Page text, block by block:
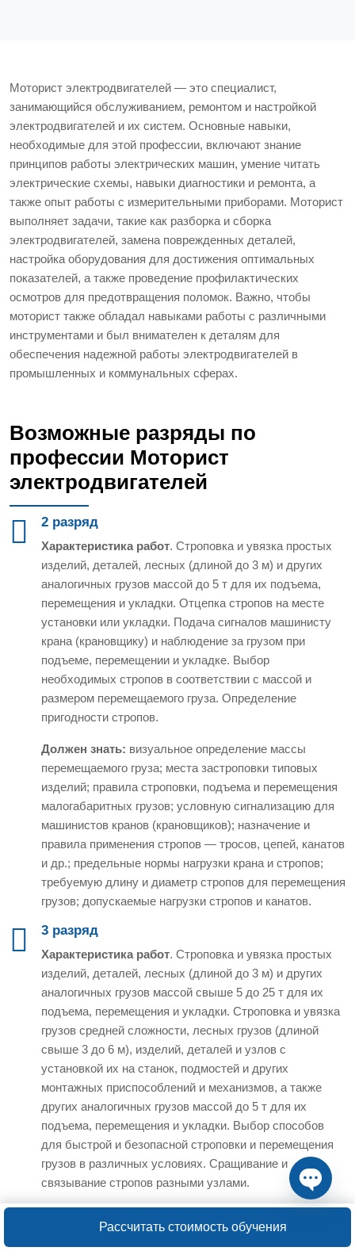
Моторист электродвигателей — это специалист,
занимающийся обслуживанием, ремонтом и настройкой
электродвигателей и их систем. Основные навыки,
необходимые для этой профессии, включают знание
принципов работы электрических машин, умение читать
электрические схемы, навыки диагностики и ремонта, а
также опыт работы с измерительными приборами. Моторист
выполняет задачи, такие как разборка и сборка
электродвигателей, замена поврежденных деталей,
настройка оборудования для достижения оптимальных
показателей, а также проведение профилактических
осмотров для предотвращения поломок. Важно, чтобы
моторист также обладал навыками работы с различными
инструментами и был внимателен к деталям для
обеспечения надежной работы электродвигателей в
промышленных и коммунальных сферах.
Возможные разряды по
профессии Моторист
электродвигателей
2 разряд
Характеристика работ. Строповка и увязка простых
изделий, деталей, лесных (длиной до 3 м) и других
аналогичных грузов массой до 5 т для их подъема,
перемещения и укладки. Отцепка стропов на месте
установки или укладки. Подача сигналов машинисту
крана (крановщику) и наблюдение за грузом при
подъеме, перемещении и укладке. Выбор
необходимых стропов в соответствии с массой и
размером перемещаемого груза. Определение
пригодности стропов.
Должен знать: визуальное определение массы
перемещаемого груза; места застроповки типовых
изделий; правила строповки, подъема и перемещения
малогабаритных грузов; условную сигнализацию для
машинистов кранов (крановщиков); назначение и
правила применения стропов — тросов, цепей, канатов
и др.; предельные нормы нагрузки крана и стропов;
требуемую длину и диаметр стропов для перемещения
грузов; допускаемые нагрузки стропов и канатов.
3 разряд
Характеристика работ. Строповка и увязка простых
изделий, деталей, лесных (длиной до 3 м) и других
аналогичных грузов массой свыше 5 до 25 т для их
подъема, перемещения и укладки. Строповка и увязка
грузов средней сложности, лесных грузов (длиной
свыше 3 до 6 м), изделий, деталей и узлов с
установкой их на станок, подмостей и других
монтажных приспособлений и механизмов, а также
других аналогичных грузов массой до 5 т для их
подъема, перемещения и укладки. Выбор способов
для быстрой и безопасной строповки и перемещения
грузов в различных условиях. Сращивание и
связывание стропов разными узлами.
центра тяжести перемещаемых грузов; правила
Open
Рассчитать стоимость обучения